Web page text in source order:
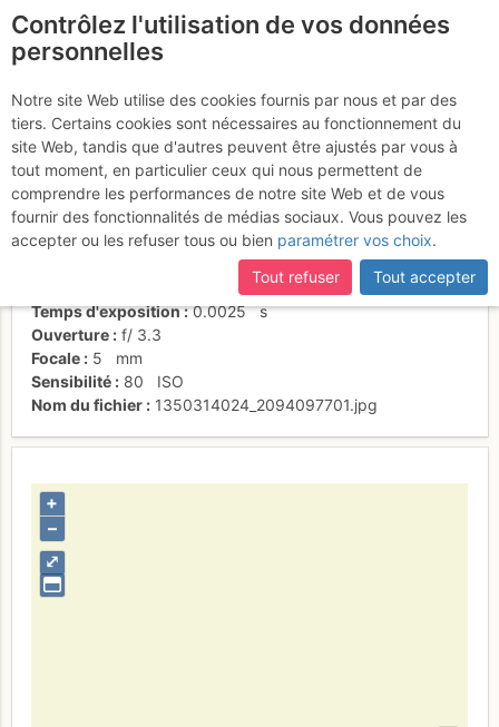
Vue depuis la traversée
Activités
Date/heure
12 oct. 2012 07:58
Contributeur
alpineis
individuel (CC by-nc-nd)
Panasonic DMC-FH20
Temps d'exposition
0.0025 s
Ouverture
f/ 3.3
Focale
5
mm
Sensibilité
80
ISO
Nom du fichier
1350314024_2094097701.jpg
⤢
+
–
Contrôlez l'utilisation de vos données
personnelles
Notre site Web utilise des cookies fournis par nous et par des
tiers. Certains cookies sont nécessaires au fonctionnement du
site Web, tandis que d'autres peuvent être ajustés par vous à
tout moment, en particulier ceux qui nous permettent de
comprendre les performances de notre site Web et de vous
fournir des fonctionnalités de médias sociaux. Vous pouvez les
accepter ou les refuser tous ou bien paramétrer vos choix.
Tout refuser
Tout accepter